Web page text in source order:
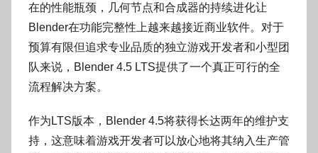
在的性能瓶颈，几何节点和合成器的持续进化让
Blender在功能完整性上越来越接近商业软件。对于
预算有限但追求专业品质的独立游戏开发者和小型团
队来说，Blender 4.5 LTS提供了一个真正可行的全
流程解决方案。
作为LTS版本，Blender 4.5将获得长达两年的维护支
持，这意味着游戏开发者可以放心地将其纳入生产管